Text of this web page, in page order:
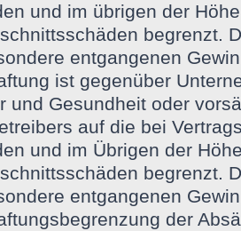
und im übrigen der
begrenzt.
entgangenen
ist gegenüber
und Gesundheit oder
auf die bei
und im Übrigen der
begrenzt.
entgangenen
der